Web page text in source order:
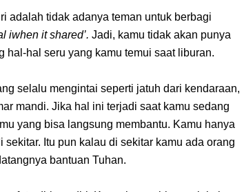
adalah tidak adanya teman untuk berbagi
iwhen it shared’. Jadi, kamu tidak akan punya
hal seru yang kamu temui saat liburan.
selalu mengintai seperti jatuh dari kendaraan,
mandi. Jika hal ini terjadi saat kamu sedang
yang bisa langsung membantu. Kamu hanya
Itu pun kalau di sekitar kamu ada orang
bantuan Tuhan.